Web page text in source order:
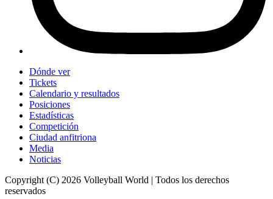
Dónde ver
Tickets
Calendario y resultados
Posiciones
Estadísticas
Competición
Ciudad anfitriona
Media
Noticias
Copyright (C) 2026 Volleyball World | Todos los derechos
reservados